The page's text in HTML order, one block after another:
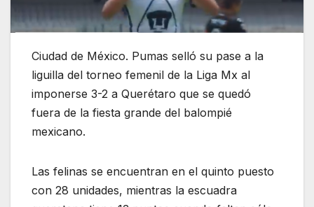
Ciudad de México. Pumas selló su pase a la
liguilla del torneo femenil de la Liga Mx al
imponerse 3-2 a Querétaro que se quedó
fuera de la fiesta grande del balompié
mexicano.
Las felinas se encuentran en el quinto puesto
con 28 unidades, mientras la escuadra